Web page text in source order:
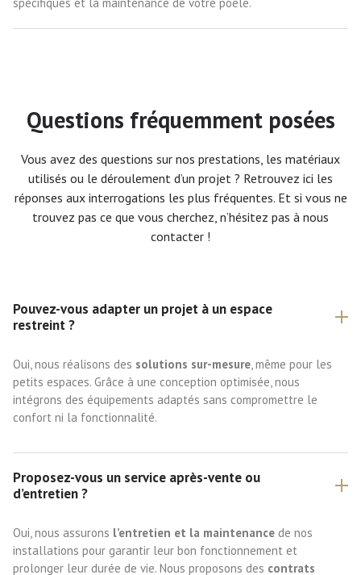
Questions fréquemment posées
Vous avez des questions sur nos prestations, les matériaux
utilisés ou le déroulement d’un projet ? Retrouvez ici les
réponses aux interrogations les plus fréquentes. Et si vous ne
trouvez pas ce que vous cherchez, n’hésitez pas à nous
contacter !
Pouvez-vous adapter un projet à un espace
restreint ?
Oui, nous réalisons des solutions sur-mesure , même pour les
petits espaces. Grâce à une conception optimisée, nous
intégrons des équipements adaptés sans compromettre le
confort ni la fonctionnalité.
Proposez-vous un service après-vente ou
d’entretien ?
Oui, nous assurons l’entretien et la maintenance de nos
installations pour garantir leur bon fonctionnement et
prolonger leur durée de vie. Nous proposons des contrats